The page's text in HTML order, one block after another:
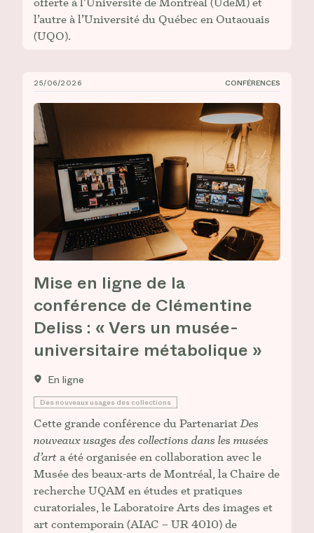
l’autre à l’Université du Québec en Outaouais
(UQO).
Mise en ligne de la conférence de Clémentine Deliss
25/06/2026 CONFÉRENCES
Mise en ligne de la
conférence de Clémentine
Deliss : « Vers un musée-
universitaire métabolique »
En ligne
Des nouveaux usages des collections
Cette grande conférence du PartenariatDes
nouveaux usages des collections dans les musées
d’art a été organisée en collaboration avec le
Musée des beaux-arts de Montréal, la Chaire de
recherche UQAM en études et pratiques
curatoriales, le Laboratoire Arts des images et
art contemporain (AIAC – UR 4010) de